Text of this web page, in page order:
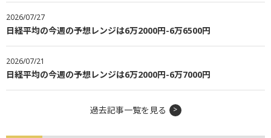
2026/07/27
日経平均の今週の予想レンジは6万2000円-6万6500円
2026/07/21
日経平均の今週の予想レンジは6万2000円-6万7000円
過去記事一覧を見る